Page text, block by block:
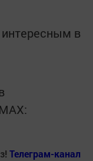
в
Телеграм-канал